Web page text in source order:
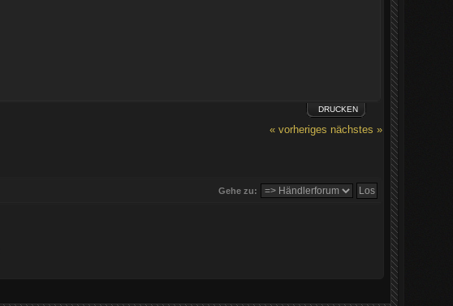
DRUCKEN
« vorheriges nächstes »
Gehe zu: